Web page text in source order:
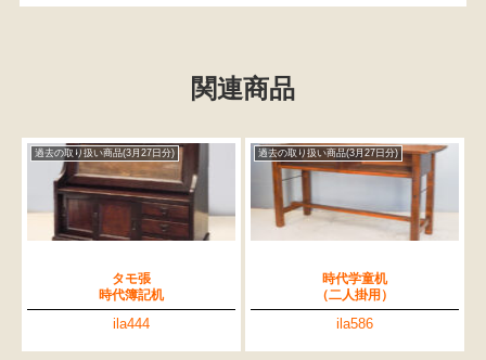
関連商品
過去の取り扱い商品(3月27日分)
タモ張
時代簿記机
ila444
過去の取り扱い商品(3月27日分)
時代学童机
（二人掛用）
ila586